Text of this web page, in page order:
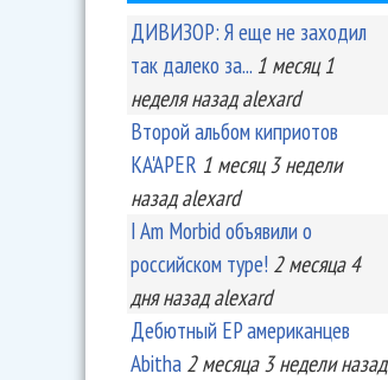
ДИВИЗОР: Я еще не заходил
так далеко за... 1 месяц 1
неделяназад alexard
Второй альбом киприотов
KA'APER 1 месяц 3 недели
назад alexard
I Am Morbid объявили о
российском туре! 2 месяца 4
дняназад alexard
Дебютный EP американцев
Abitha 2 месяца 3 неделиназад